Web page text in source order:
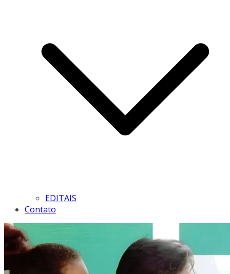
EDITAIS
Contato